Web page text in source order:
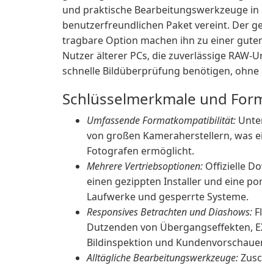
und praktische Bearbeitungswerkzeuge
benutzerfreundlichen Paket vereint. Der
tragbare Option machen ihn zu einer
Nutzer älterer PCs, die zuverlässige
schnelle Bildüberprüfung benötigen,
Schlüsselmerkmale und
Umfassende Formatkompatibilität:
von großen Kameraherstellern, was
Fotografen ermöglicht.
Mehrere Vertriebsoptionen: Offizielle
einen gezippten Installer und eine
Laufwerke und gesperrte Systeme.
Responsives Betrachten und Diashows:
Dutzenden von Übergangseffekten,
Bildinspektion und
Alltägliche Bearbeitungswerkzeuge: